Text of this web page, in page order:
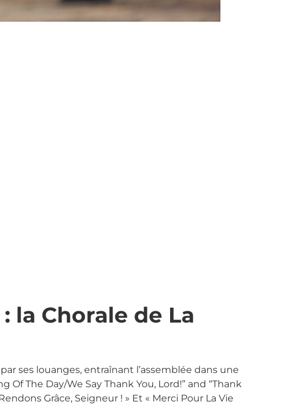
la Chorale de La
ses louanges, entraînant l’assemblée dans une
The Day/We Say Thank You, Lord!” and “Thank
Grâce, Seigneur ! » Et « Merci Pour La Vie